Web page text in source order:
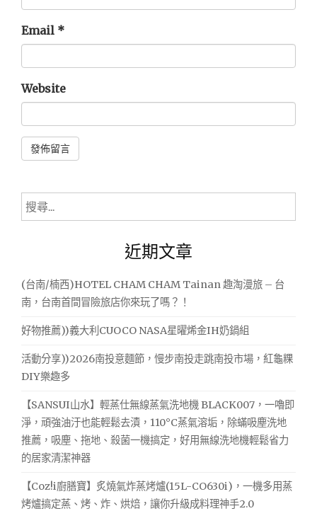
Email *
Website
搜
尋
近期文章
(台南/楠西)HOTEL CHAM CHAM Tainan 趣淘漫旅 – 台
南，台南首間冒險旅店你來玩了嗎？！
好物推薦))義大利CUOCO NASA星曜烯金IH奶鍋組
活動分享))2026南投意麵節，慢步南投走跳南投市場，紅龜粿
DIY樂趣多
【SANSUI山水】輕蒸仕無線蒸氣洗地機 BLACK007，一嚕即
淨，頑強油汙也能輕鬆去漬，110°C蒸氣溶垢，除蟎吸塵洗地
推薦，吸塵、拖地、殺菌一機搞定，好用無線洗地機輕鬆省力
的居家清潔神器
【Coz!i廚膳寶】炙燒氣炸蒸烤爐(15L-CO630i)，一機多用蒸
烤爐搞定蒸、烤、炸、烘焙，讓你升級成料理神手2.0